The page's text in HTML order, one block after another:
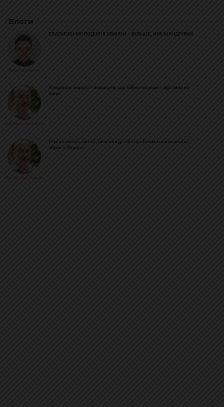
Блоги
Богдан Козійчук
ERAZMUS+ МОЛОДІЖНІ ОБМІНИ – БІЛЬШЕ, НІЖ МАНДРІВКИ
Михайло Цимбалюк
Завдання ворога - показати, що війна «всюди», що тилу не
існує
Михайло Цимбалюк
Стрілянина в школі, безпека дітей і проблема нелегальної
зброї в Україні